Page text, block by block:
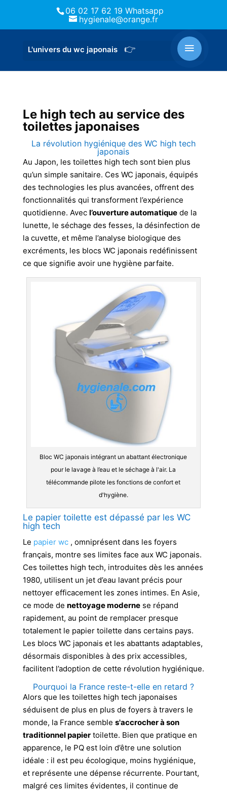
06 02 17 62 19 Whatsapp
hygienale@orange.fr
Le high tech au service des
toilettes japonaises
La révolution hygiénique des WC high tech
japonais
Au Japon, les toilettes high tech sont bien plus
qu’un simple sanitaire. Ces WC japonais, équipés
des technologies les plus avancées, offrent des
fonctionnalités qui transforment l’expérience
quotidienne. Avec l’ouverture automatiquede la
lunette, le séchage des fesses, la désinfection de
la cuvette, et même l’analyse biologique des
excréments, les blocs WC japonais redéfinissent
ce que signifie avoir une hygiène parfaite.
Bloc WC japonais intégrant un abattant électronique
pour le lavage à l’eau et le séchage à l'air. La
télécommande pilote les fonctions de confort et
d'hygiène.
Le papier toilette est dépassé par les WC
high tech
Le papier wc, omniprésent dans les foyers
français, montre ses limites face aux WC japonais.
Ces toilettes high tech, introduites dès les années
1980, utilisent un jet d’eau lavant précis pour
nettoyer efficacement les zones intimes. En Asie,
ce mode de nettoyage modernese répand
rapidement, au point de remplacer presque
totalement le papier toilette dans certains pays.
Les blocs WC japonais et les abattants adaptables,
désormais disponibles à des prix accessibles,
facilitent l’adoption de cette révolution hygiénique.
Pourquoi la France reste-t-elle en retard ?
Alors que les toilettes high tech japonaises
séduisent de plus en plus de foyers à travers le
monde, la France semble s'accrocher à son
traditionnel papiertoilette. Bien que pratique en
apparence, le PQ est loin d’être une solution
idéale : il est peu écologique, moins hygiénique,
et représente une dépense récurrente. Pourtant,
malgré ces limites évidentes, il continue de